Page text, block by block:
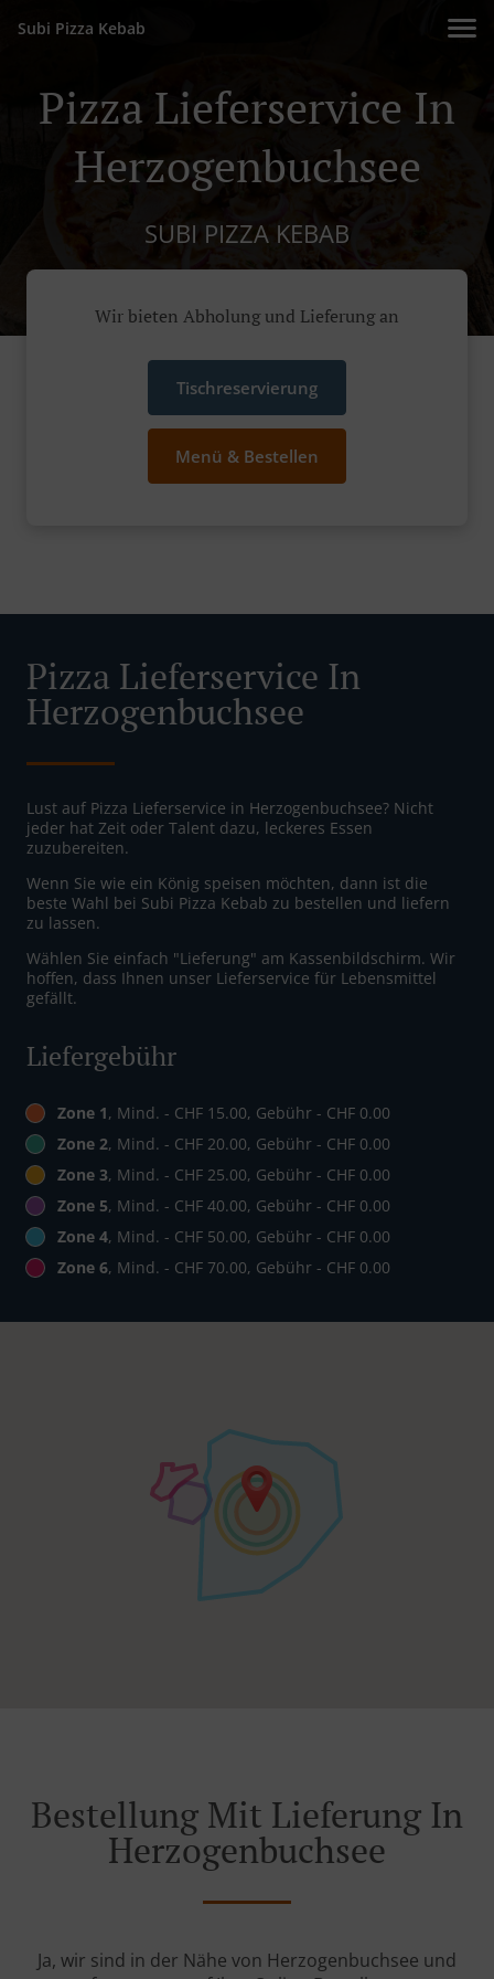
Subi Pizza Kebab
Pizza Lieferservice In
Herzogenbuchsee
SUBI PIZZA KEBAB
Wir bieten Abholung und Lieferung an
Tischreservierung
Menü & Bestellen
Pizza Lieferservice In
Herzogenbuchsee
Lust auf Pizza Lieferservice in Herzogenbuchsee? Nicht
jeder hat Zeit oder Talent dazu, leckeres Essen
zuzubereiten.
Wenn Sie wie ein König speisen möchten, dann ist die
beste Wahl bei Subi Pizza Kebab zu bestellen und liefern
zu lassen.
Wählen Sie einfach "Lieferung" am Kassenbildschirm. Wir
hoffen, dass Ihnen unser Lieferservice für Lebensmittel
gefällt.
Liefergebühr
Zone 1, Mind. - CHF 15.00, Gebühr - CHF 0.00
Zone 2, Mind. - CHF 20.00, Gebühr - CHF 0.00
Zone 3, Mind. - CHF 25.00, Gebühr - CHF 0.00
Zone 5, Mind. - CHF 40.00, Gebühr - CHF 0.00
Zone 4, Mind. - CHF 50.00, Gebühr - CHF 0.00
Zone 6, Mind. - CHF 70.00, Gebühr - CHF 0.00
Bestellung Mit Lieferung In
Herzogenbuchsee
Ja, wir sind in der Nähe von Herzogenbuchsee und